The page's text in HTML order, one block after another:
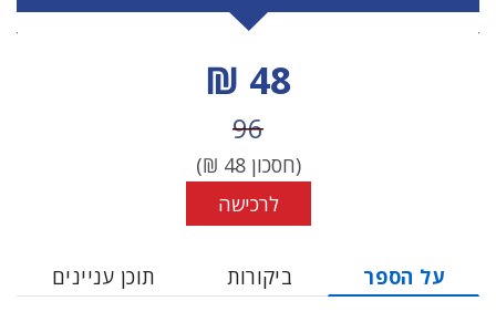
מחיר הנחה
48 ₪
מחיר לפני הנחה
96
(חסכון48
₪)
לרכישה
על הספר ביקורות תוכן עניינים